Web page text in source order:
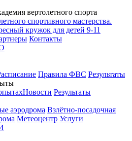
вертолетного спорта
спортивного мастерства.
кружок для детей 9-11
Контакты
Правила ФВС Результаты
Новости Результаты
аэродрома Взлётно-посадочная
Метеоцентр Услуги